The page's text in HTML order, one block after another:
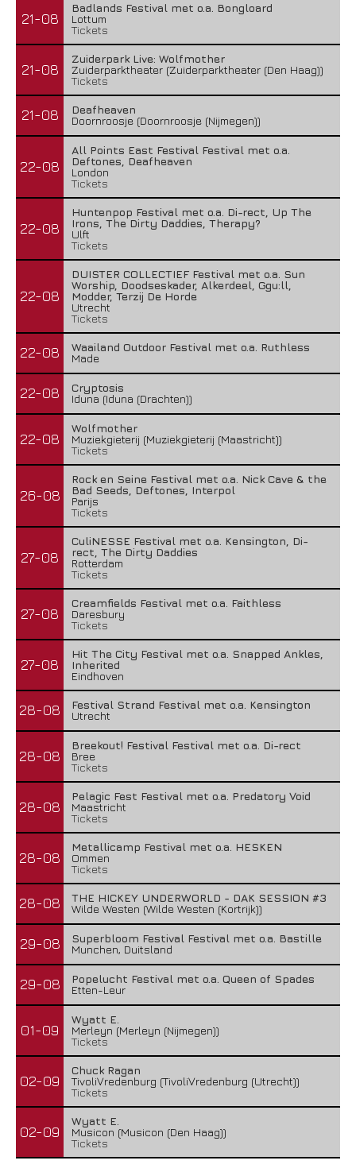
21-08
Badlands Festival met o.a. Bongloard
Lottum
Tickets
21-08
Zuiderpark Live: Wolfmother
Zuiderparktheater (Zuiderparktheater (Den Haag))
Tickets
21-08
Deafheaven
Doornroosje (Doornroosje (Nijmegen))
22-08
All Points East Festival Festival met o.a.
Deftones, Deafheaven
London
Tickets
22-08
Huntenpop Festival met o.a. Di-rect, Up The
Irons, The Dirty Daddies, Therapy?
Ulft
Tickets
22-08
DUISTER COLLECTIEF Festival met o.a. Sun
Worship, Doodseskader, Alkerdeel, Ggu:ll,
Modder, Terzij De Horde
Utrecht
Tickets
22-08
Waailand Outdoor Festival met o.a. Ruthless
Made
22-08
Cryptosis
Iduna (Iduna (Drachten))
22-08
Wolfmother
Muziekgieterij (Muziekgieterij (Maastricht))
Tickets
26-08
Rock en Seine Festival met o.a. Nick Cave & the
Bad Seeds, Deftones, Interpol
Parijs
Tickets
27-08
CuliNESSE Festival met o.a. Kensington, Di-
rect, The Dirty Daddies
Rotterdam
Tickets
27-08
Creamfields Festival met o.a. Faithless
Daresbury
Tickets
27-08
Hit The City Festival met o.a. Snapped Ankles,
Inherited
Eindhoven
28-08
Festival Strand Festival met o.a. Kensington
Utrecht
28-08
Breekout! Festival Festival met o.a. Di-rect
Bree
Tickets
28-08
Pelagic Fest Festival met o.a. Predatory Void
Maastricht
Tickets
28-08
Metallicamp Festival met o.a. HESKEN
Ommen
Tickets
28-08
THE HICKEY UNDERWORLD - DAK SESSION #3
Wilde Westen (Wilde Westen (Kortrijk))
29-08
Superbloom Festival Festival met o.a. Bastille
Munchen, Duitsland
29-08
Popelucht Festival met o.a. Queen of Spades
Etten-Leur
01-09
Wyatt E.
Merleyn (Merleyn (Nijmegen))
Tickets
02-09
Chuck Ragan
TivoliVredenburg (TivoliVredenburg (Utrecht))
Tickets
02-09
Wyatt E.
Musicon (Musicon (Den Haag))
Tickets